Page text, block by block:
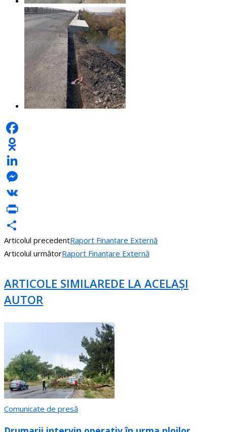
Facebook
Odnoklassniki
LinkedIn
Messenger
VK
PrintFriendly
Partajează
Articolul precedentRaport Finanțare Externă
Articolul următorRaport Finanțare Externă
ARTICOLE SIMILAREDE LA ACELAȘI
AUTOR
Comunicate de presă